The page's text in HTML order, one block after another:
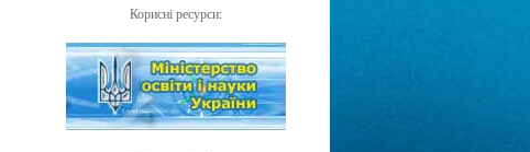
Корисні ресурси: